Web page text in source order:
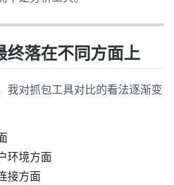
终落在不同方面上
我对抓包工具对比的看法逐渐变
环境方面
接方面